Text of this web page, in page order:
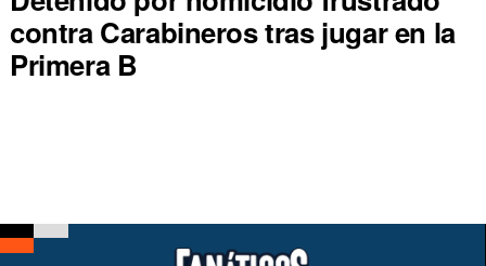
contra Carabineros tras jugar en la
Primera B